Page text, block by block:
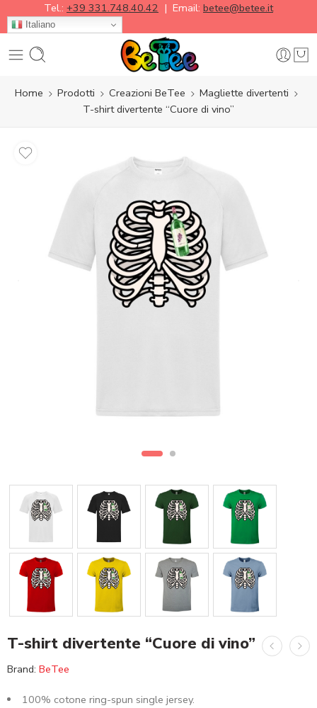
Tel.: +39 331.748.40.42 | Email: betee@betee.it
Italiano
Home Prodotti Creazioni BeTee
Magliette divertenti
T-shirt divertente “Cuore di vino”
T-shirt divertente “Cuore di vino”
Brand: BeTee
100% cotone ring-spun single jersey.